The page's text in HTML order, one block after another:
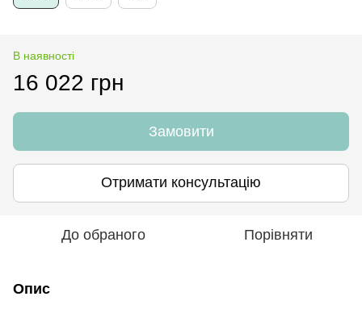
В наявності
16 022 грн
Замовити
Отримати консультацію
До обраного Порівняти
Опис